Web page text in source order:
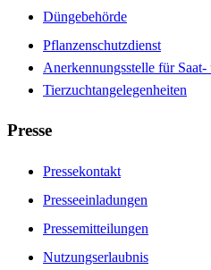
Düngebehörde
Pflanzenschutzdienst
Anerkennungsstelle für
Tierzuchtangelegenheiten
Presse
Pressekontakt
Presseeinladungen
Pressemitteilungen
Nutzungserlaubnis